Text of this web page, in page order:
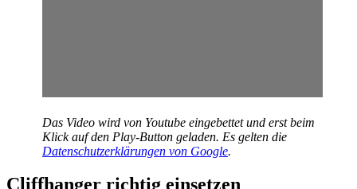
Das Video wird von Youtube eingebettet und erst beim
Klick auf den Play-Button geladen. Es gelten die
Datenschutzerklärungen von Google.
Cliffhanger richtig einsetzen